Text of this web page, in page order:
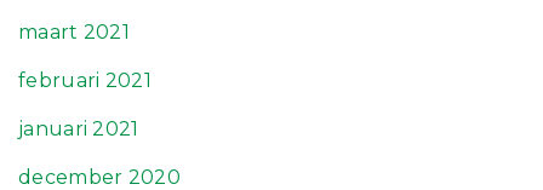
maart 2021
februari 2021
januari 2021
december 2020